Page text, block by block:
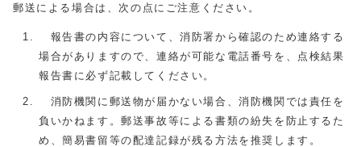
郵送による場合は、次の点にご注意ください。
報告書の内容について、消防署から確認のため連絡する
場合がありますので、連絡が可能な電話番号を、点検結果
報告書に必ず記載してください。
消防機関に郵送物が届かない場合、消防機関では責任を
負いかねます。郵送事故等による書類の紛失を防止するた
め、簡易書留等の配達記録が残る方法を推奨します。